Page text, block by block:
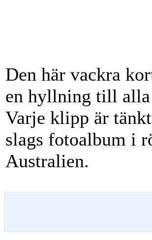
Den här vackra
en hyllning till alla
Varje klipp är
slags fotoalbum i
Australien.